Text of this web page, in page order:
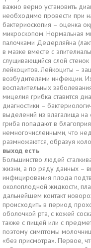
важно верно установить
необходимо провести при
бактериоскопия – оценка
микроскопом. Нормальная
палочками Дедерляйна
в мазке вместе с
слущивающийся слой
лейкоцитов. Лейкоциты –
возбудителями инфекции.
воспалительных
мицелия грибка ставится
диагностики –
выделений из влагалища на
гриба попадают в
немногочисленными, что
размножаются, образуя
выход есть
Большинство людей
жизни, а по ряду данных –
инфицирования плода
околоплодной жидкости,
дальнейшем контакт
происходить в период
оболочкой рта, с кожей
также с пищей или с
поэтому симптомы
«без присмотра». Первое,